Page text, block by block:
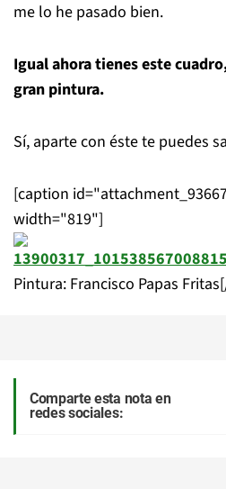
me lo he pasado bien.
Igual ahora tienes este
gran pintura.
Sí, aparte con éste te puedes
[caption
width="819"]
Pintura: Francisco Papas
Comparte esta nota en
redes sociales: